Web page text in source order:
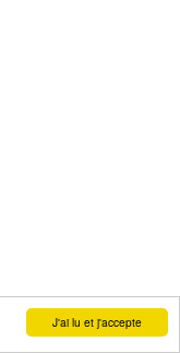
J'ai lu et j'accepte